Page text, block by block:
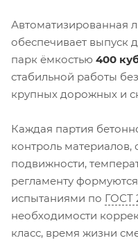
Автоматизированная
обеспечивает выпуск
парк ёмкостью 400
стабильной работы
крупных дорожных и
Каждая партия
контроль
подвижности,
регламенту
испытаниями по ГОСТ
необходимости
класс, время жизни